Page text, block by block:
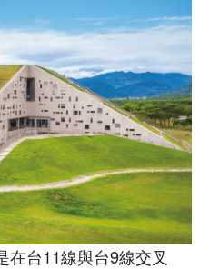
在台11線與台9線交叉